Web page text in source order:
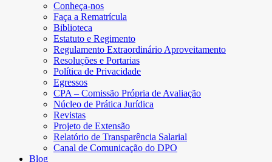
Conheça-nos
Faça a Rematrícula
Biblioteca
Estatuto e Regimento
Regulamento Extraordinário Aproveitamento
Resoluções e Portarias
Política de Privacidade
Egressos
CPA – Comissão Própria de Avaliação
Núcleo de Prática Jurídica
Revistas
Projeto de Extensão
Relatório de Transparência Salarial
Canal de Comunicação do DPO
Blog